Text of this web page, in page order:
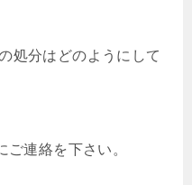
処分はどのようにして
連絡を下さい。